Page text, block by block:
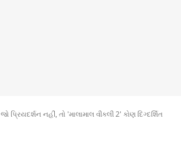
જો પ્રિયદર્શન નહીં, તો 'માલામાલ વીકલી 2' કોણ દિગ્દર્શિત